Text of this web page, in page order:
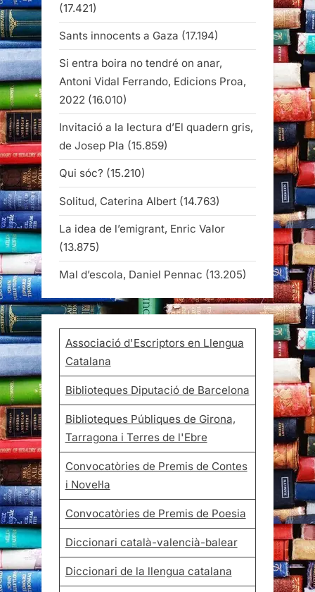
(17.421)
Sants innocents a Gaza (17.194)
Si entra boira no tendré on anar,
Antoni Vidal Ferrando, Edicions Proa,
2022 (16.010)
Invitació a la lectura d’El quadern gris,
de Josep Pla (15.859)
Qui sóc? (15.210)
Solitud, Caterina Albert (14.763)
La idea de l’emigrant, Enric Valor
(13.875)
Mal d’escola, Daniel Pennac (13.205)
Associació d'Escriptors en Llengua
Catalana
Biblioteques Diputació de Barcelona
Biblioteques Públiques de Girona,
Tarragona i Terres de l'Ebre
Convocatòries de Premis de Contes
i Novel·la
Convocatòries de Premis de Poesia
Diccionari català-valencià-balear
Diccionari de la llengua catalana